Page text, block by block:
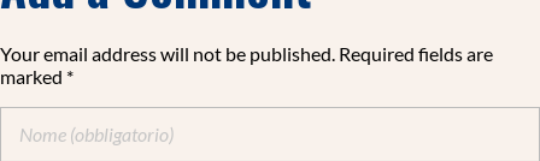
Your email address will not be published. Required fields are
marked *